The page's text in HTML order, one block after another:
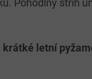
krátké letní